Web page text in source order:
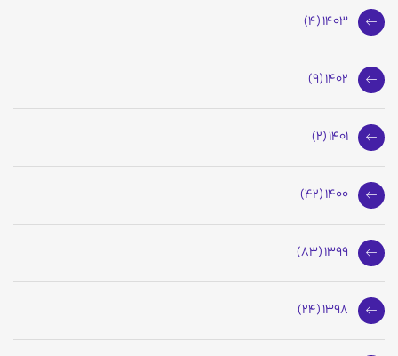
1403 (4)
1402 (9)
1401 (2)
1400 (42)
1399 (83)
1398 (24)